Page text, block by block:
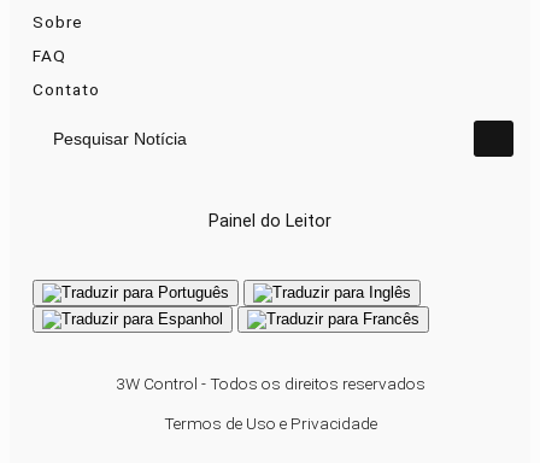
Sobre
FAQ
Contato
Pesquisar Notícia
Painel do Leitor
3W Control - Todos os direitos reservados
Termos de Uso e Privacidade